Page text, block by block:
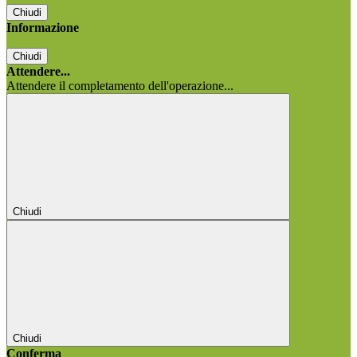
Chiudi
Informazione
Chiudi
Attendere...
Attendere il completamento dell'operazione...
Chiudi
Chiudi
Conferma